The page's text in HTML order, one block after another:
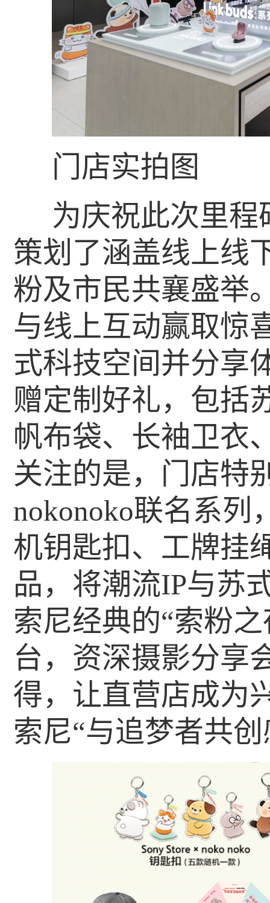
门店实拍图
为庆祝此次里
策划了涵盖线上线
粉及市民共襄盛举
与线上互动赢取惊
式科技空间并分享
赠定制好礼，包括
帆布袋、长袖卫衣
关注的是，门店特
nokonoko联名系列
机钥匙扣、工牌挂
品，将潮流IP与苏
索尼经典的“索粉
台，资深摄影分享
得，让直营店成为
索尼“与追梦者共